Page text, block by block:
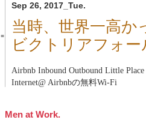
Sep 26, 2017_Tue.
■
当時、世界一高
ビクトリアフォ
Airbnb Inbound Outbound Little
Internet@ Airbnbの無料Wi-Fi
Men at Work.